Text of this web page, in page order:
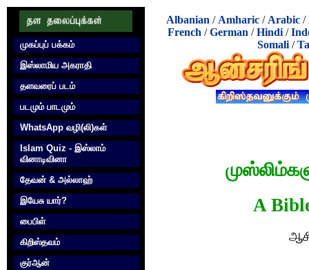
முகப்புப் பக்கம்
இஸ்லாமிய அகராதி
தளவரைப் படம்
படமும் பாடமும்
WhatsApp வழி(லி)கள்
Islam Quiz - இஸ்லாம்
வினாடிவினா
தேவன் & அல்லாஹ்
இயேசு யார்?
பைபிள்
கிறிஸ்தவம்
குர்‍ஆன்
Albanian / Amharic / Arabic /
French /German /Hindi /
Somali/
A